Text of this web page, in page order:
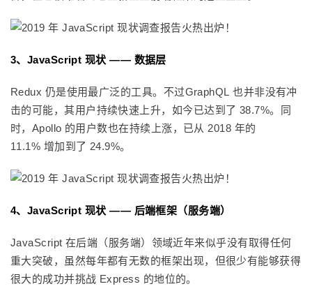
3、JavaScript 现状 —— 数据层
Redux 仍是使用最广泛的工具。不过GraphQL 也并非没有冲
击的可能，其用户持续快速上升，如今已达到了 38.7%。同
时，Apollo 的用户数也在持续上涨，已从 2018 年的
11.1% 增加到了 24.9%。
4、JavaScript 现状 —— 后端框架（服务端）
JavaScript 在后端（服务端）领域近年来似乎没有取得任何
重大突破，虽然每年都有无数的框架出现，但很少有能够获得
很大的成功并挑战 Express 的地位的。